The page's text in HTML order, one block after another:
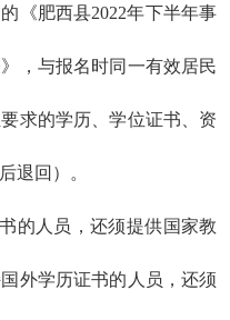
《肥西县2022年下半年事
，与报名时同一有效居民
求的学历、学位证书、资
退回）。
的人员，还须提供国家教
外学历证书的人员，还须